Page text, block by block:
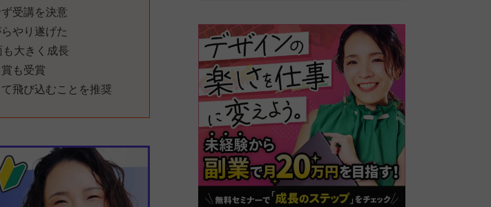
受講を決意
やり遂げた
大きく成長
も受賞
飛び込むことを推奨